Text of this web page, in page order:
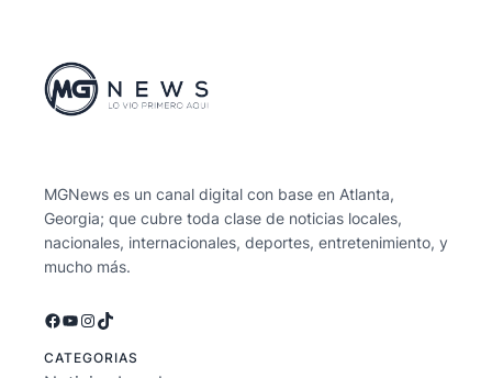
MGNews es un canal digital con base en Atlanta,
Georgia; que cubre toda clase de noticias locales,
nacionales, internacionales, deportes, entretenimiento, y
mucho más.
Facebook
YouTube
Instagram
TikTok
CATEGORIAS